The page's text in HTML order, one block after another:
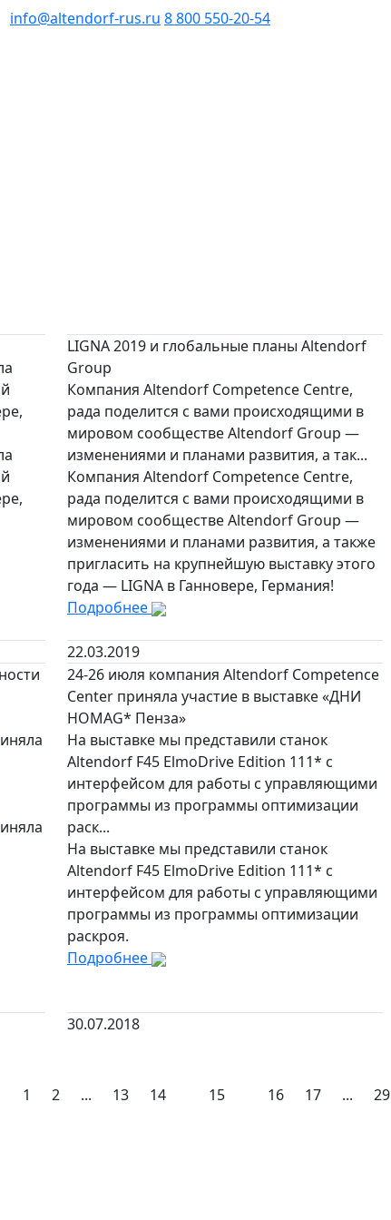
info@altendorf-rus.ru 8 800 550-20-54
LIGNA 2019 и глобальные планы Altendorf
Group
Компания Altendorf Competence Centre,
рада поделится с вами происходящими в
мировом сообществе Altendorf Group —
изменениями и планами развития, а так...
Компания Altendorf Competence Centre,
рада поделится с вами происходящими в
мировом сообществе Altendorf Group —
изменениями и планами развития, а также
пригласить на крупнейшую выставку этого
года — LIGNA в Ганновере, Германия!
Подробнее
22.03.2019
24-26 июля компания Altendorf Competence
Center приняла участие в выставке «ДНИ
HOMAG* Пенза»
На выставке мы представили станок
Altendorf F45 ElmoDrive Edition 111* с
интерфейсом для работы с управляющими
программы из программы оптимизации
раск...
На выставке мы представили станок
Altendorf F45 ElmoDrive Edition 111* с
интерфейсом для работы с управляющими
программы из программы оптимизации
раскроя.
Подробнее
30.07.2018
1 2 ... 13 14 15 16 17 ... 29